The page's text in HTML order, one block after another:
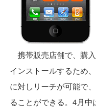
携帯販売店舗で、購
インストールするため
に対しリーチが可能で
ることができる。4月